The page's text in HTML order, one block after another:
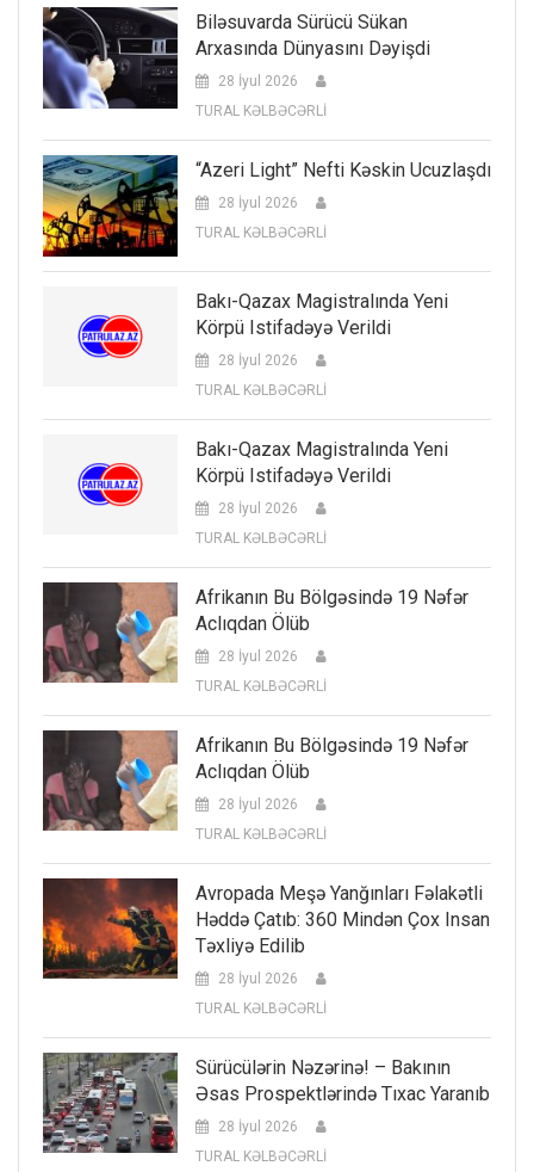
Biləsuvarda Sürücü Sükan
Arxasında Dünyasını Dəyişdi
28 İyul 2026
TURAL KƏLBƏCƏRLİ
“Azeri Light” Nefti Kəskin Ucuzlaşdı
28 İyul 2026
TURAL KƏLBƏCƏRLİ
Bakı-Qazax Magistralında Yeni
Körpü Istifadəyə Verildi
28 İyul 2026
TURAL KƏLBƏCƏRLİ
Bakı-Qazax Magistralında Yeni
Körpü Istifadəyə Verildi
28 İyul 2026
TURAL KƏLBƏCƏRLİ
Afrikanın Bu Bölgəsində 19 Nəfər
Aclıqdan Ölüb
28 İyul 2026
TURAL KƏLBƏCƏRLİ
Afrikanın Bu Bölgəsində 19 Nəfər
Aclıqdan Ölüb
28 İyul 2026
TURAL KƏLBƏCƏRLİ
Avropada Meşə Yanğınları Fəlakətli
Həddə Çatıb: 360 Mindən Çox Insan
Təxliyə Edilib
28 İyul 2026
TURAL KƏLBƏCƏRLİ
Sürücülərin Nəzərinə! – Bakının
Əsas Prospektlərində Tıxac Yaranıb
28 İyul 2026
TURAL KƏLBƏCƏRLİ